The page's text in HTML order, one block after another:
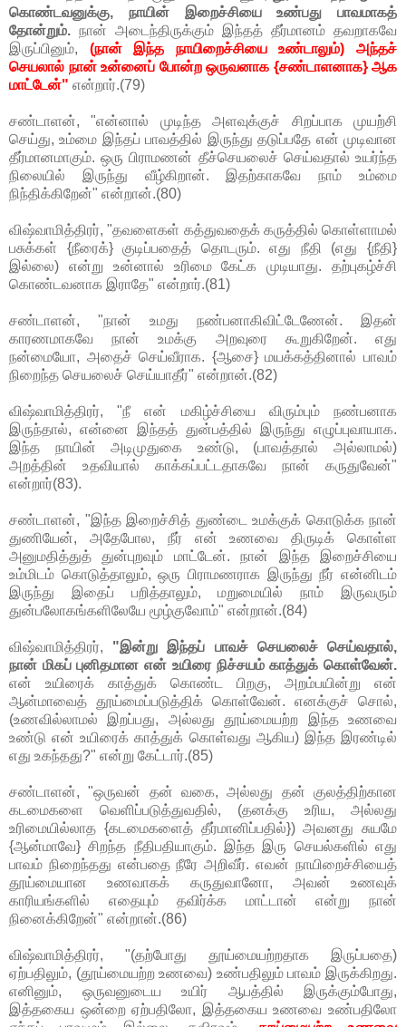
கொண்டவனுக்கு, நாயின் இறைச்சியை உண்பது பாவமாகத்
தோன்றும். நான் அடைந்திருக்கும் இந்தத் தீர்மானம் தவறாகவே
இருப்பினும், (நான் இந்த நாயிறைச்சியை உண்டாலும்) அந்தச்
செயலால் நான் உன்னைப் போன்ற ஒருவனாக {சண்டாளனாக} ஆக
மாட்டேன்" என்றார்.(79)
சண்டாளன், "என்னால் முடிந்த அளவுக்குச் சிறப்பாக முயற்சி
செய்து, உம்மை இந்தப் பாவத்தில் இருந்து தடுப்பதே என் முடிவான
தீர்மானமாகும். ஒரு பிராமணன் தீச்செயலைச் செய்வதால் உயர்ந்த
நிலையில் இருந்து வீழ்கிறான். இதற்காகவே நாம் உம்மை
நிந்திக்கிறேன்" என்றான்.(80)
விஷ்வாமித்திரர், "தவளைகள் கத்துவதைக் கருத்தில் கொள்ளாமல்
பசுக்கள் {நீரைக்} குடிப்பதைத் தொடரும். எது நீதி (எது {நீதி}
இல்லை) என்று உன்னால் உரிமை கேட்க முடியாது. தற்புகழ்ச்சி
கொண்டவனாக இராதே" என்றார்.(81)
சண்டாளன், "நான் உமது நண்பனாகிவிட்டேணேன். இதன்
காரணமாகவே நான் உமக்கு அறவுரை கூறுகிறேன். எது
நன்மையோ, அதைச் செய்வீராக. {ஆசை} மயக்கத்தினால் பாவம்
நிறைந்த செயலைச் செய்யாதீர்" என்றான்.(82)
விஷ்வாமித்திரர், "நீ என் மகிழ்ச்சியை விரும்பும் நண்பனாக
இருந்தால், என்னை இந்தத் துன்பத்தில் இருந்து எழுப்புவாயாக.
இந்த நாயின் அடிமுதுகை உண்டு, (பாவத்தால் அல்லாமல்)
அறத்தின் உதவியால் காக்கப்பட்டதாகவே நான் கருதுவேன்"
என்றார்(83).
சண்டாளன், "இந்த இறைச்சித் துண்டை உமக்குக் கொடுக்க நான்
துணியேன், அதேபோல, நீர் என் உணவை திருடிக் கொள்ள
அனுமதித்துத் துன்புறவும் மாட்டேன். நான் இந்த இறைச்சியை
உம்மிடம் கொடுத்தாலும், ஒரு பிராமணராக இருந்து நீர் என்னிடம்
இருந்து இதைப் பறித்தாலும், மறுமையில் நாம் இருவரும்
துன்பலோகங்களிலேயே மூழ்குவோம்" என்றான்.(84)
விஷ்வாமித்திரர், "இன்று இந்தப் பாவச் செயலைச் செய்வதால்,
நான் மிகப் புனிதமான என் உயிரை நிச்சயம் காத்துக் கொள்வேன்.
என் உயிரைக் காத்துக் கொண்ட பிறகு, அறம்பயின்று என்
ஆன்மாவைத் தூய்மைப்படுத்திக் கொள்வேன். எனக்குச் சொல்,
(உணவில்லாமல் இறப்பது, அல்லது தூய்மையற்ற இந்த உணவை
உண்டு என் உயிரைக் காத்துக் கொள்வது ஆகிய) இந்த இரண்டில்
எது உகந்தது?" என்று கேட்டார்.(85)
சண்டாளன், "ஒருவன் தன் வகை, அல்லது தன் குலத்திற்கான
கடமைகளை வெளிப்படுத்துவதில், (தனக்கு உரிய, அல்லது
உரிமையில்லாத {கடமைகளைத் தீர்மானிப்பதில்}) அவனது சுயமே
{ஆன்மாவே} சிறந்த நீதிபதியாகும். இந்த இரு செயல்களில் எது
பாவம் நிறைந்தது என்பதை நீரே அறிவீர். எவன் நாயிறைச்சியைத்
தூய்மையான உணவாகக் கருதுவானோ, அவன் உணவுக்
காரியங்களில் எதையும் தவிர்க்க மாட்டான் என்று நான்
நினைக்கிறேன்" என்றான்.(86)
விஷ்வாமித்திரர், "(தற்போது தூய்மையற்றதாக இருப்பதை)
ஏற்பதிலும், (தூய்மையற்ற உணவை) உண்பதிலும் பாவம் இருக்கிறது.
எனினும், ஒருவனுடைய உயிர் ஆபத்தில் இருக்கும்போது,
இத்தகைய ஒன்றை ஏற்பதிலோ, இத்தகைய உணவை உண்பதிலோ